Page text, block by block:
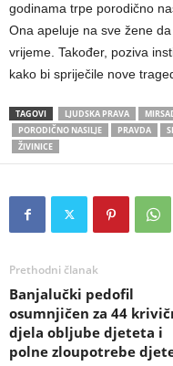
godinama trpe porodično
Ona apeluje na sve žene da
vrijeme. Također, poziva
kako bi spriječile nove
TAGOVI LJUDSKA PRAVA
PORODIČNO NASILJE
PRAVDA
ŽIVINICE
Prethodni članak
Banjalučki pedofil
osumnjičen za 44
djela obljube djeteta i
polne zloupotrebe